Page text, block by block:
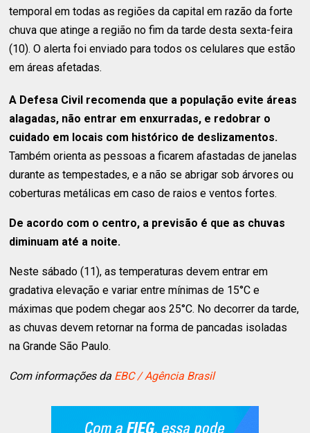
temporal em todas as regiões da capital em razão da forte
chuva que atinge a região no fim da tarde desta sexta-feira
(10). O alerta foi enviado para todos os celulares que estão
em áreas afetadas.
A Defesa Civil recomenda que a população evite áreas
alagadas, não entrar em enxurradas, e redobrar o
cuidado em locais com histórico de deslizamentos.
Também orienta as pessoas a ficarem afastadas de janelas
durante as tempestades, e a não se abrigar sob árvores ou
coberturas metálicas em caso de raios e ventos fortes.
De acordo com o centro, a previsão é que as chuvas
diminuam até a noite.
Neste sábado (11), as temperaturas devem entrar em
gradativa elevação e variar entre mínimas de 15°C e
máximas que podem chegar aos 25°C. No decorrer da tarde,
as chuvas devem retornar na forma de pancadas isoladas
na Grande São Paulo.
Com informações da EBC / Agência Brasil